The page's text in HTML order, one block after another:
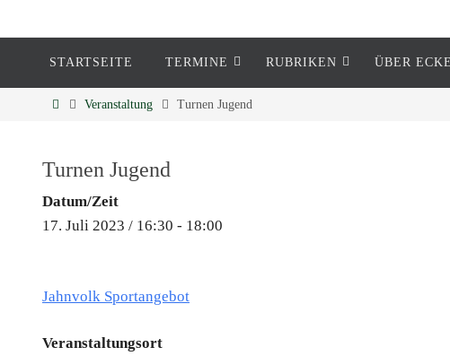
Eckenheim
STARTSEITE TERMINE RUBRIKEN ÜBER
Veranstaltung Turnen Jugend
Turnen Jugend
Datum/Zeit
17. Juli 2023 / 16:30 - 18:00
Jahnvolk Sportangebot
Veranstaltungsort